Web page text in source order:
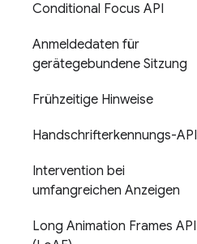
Conditional Focus API
Anmeldedaten für
gerätegebundene Sitzung
Frühzeitige Hinweise
Handschrifterkennungs-API
Intervention bei
umfangreichen Anzeigen
Long Animation Frames API